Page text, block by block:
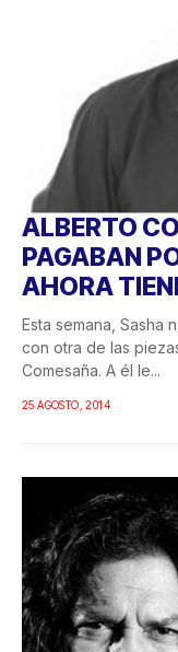
ALBERTO
PAGABAN
AHORA
Esta semana, Sasha
con otra de las
Comesaña. A él le...
25 AGOSTO, 2014